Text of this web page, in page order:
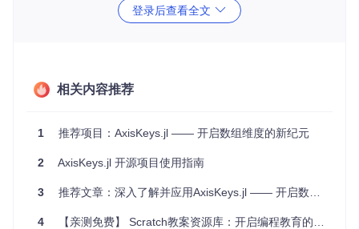
# 通过名称访问元素
, y=:b))
数据分析
在数据分析中，AxisKeys.jl 可以帮助你更直观地处理多维数
using AxisKeys
登录后查看全文
相关内容推荐
1 推荐项目：AxisKeys.jl —— 开启数组维度的新纪元
2 AxisKeys.jl 开源项目使用指南
3 推荐文章：深入了解并应用AxisKeys.jl —— 开启数组维度标注新纪元
4 【亲测免费】 Scratch教案资源库：开启编程教育的新篇章